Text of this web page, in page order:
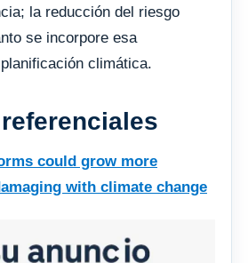
la reducción del riesgo
se incorpore esa
climática.
could grow more
with climate change